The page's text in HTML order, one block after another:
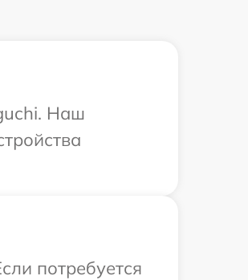
Наш
потребуется